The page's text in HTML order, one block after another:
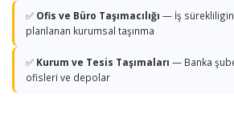
✅ Ofis ve Büro Taşımacılığı — İş
planlanan kurumsal taşınma
✅ Kurum ve Tesis Taşımaları — Banka
ofisleri ve depolar